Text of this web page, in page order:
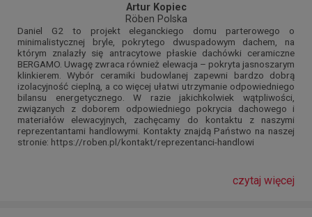
Artur Kopiec
Röben Polska
Daniel G2 to projekt eleganckiego domu parterowego o
minimalistycznej bryle, pokrytego dwuspadowym dachem, na
którym znalazły się antracytowe płaskie dachówki ceramiczne
BERGAMO. Uwagę zwraca również elewacja – pokryta jasnoszarym
klinkierem. Wybór ceramiki budowlanej zapewni bardzo dobrą
izolacyjność cieplną, a co więcej ułatwi utrzymanie odpowiedniego
bilansu energetycznego. W razie jakichkolwiek wątpliwości,
związanych z doborem odpowiedniego pokrycia dachowego i
materiałów elewacyjnych, zachęcamy do kontaktu z naszymi
reprezentantami handlowymi. Kontakty znajdą Państwo na naszej
stronie: https://roben.pl/kontakt/reprezentanci-handlowi
czytaj więcej